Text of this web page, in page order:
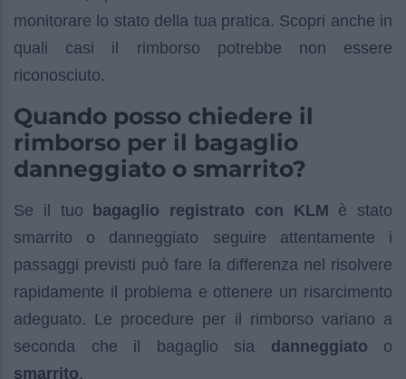
monitorare lo stato della tua pratica. Scopri anche in
quali casi il rimborso potrebbe non essere
riconosciuto.
Quando posso chiedere il
rimborso per il bagaglio
danneggiato o smarrito?
Se il tuo bagaglio registrato con KLM è stato
smarrito o danneggiato seguire attentamente i
passaggi previsti può fare la differenza nel risolvere
rapidamente il problema e ottenere un risarcimento
adeguato. Le procedure per il rimborso variano a
seconda che il bagaglio sia danneggiato o
smarrito.